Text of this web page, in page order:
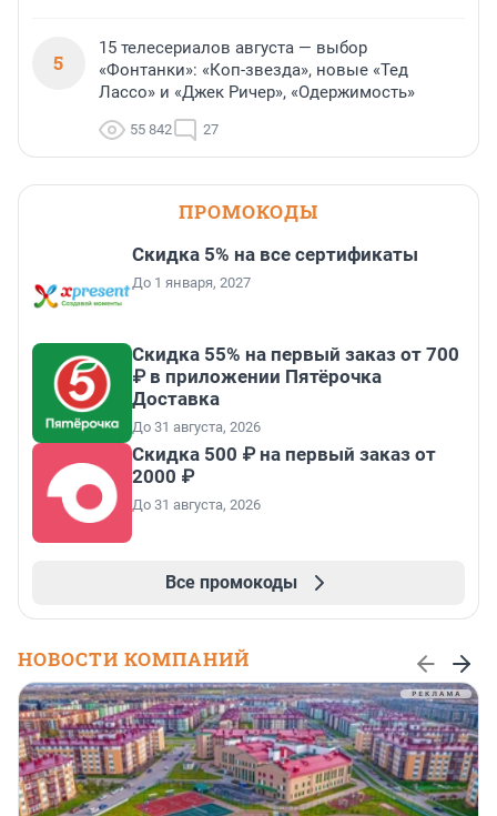
5
15 телесериалов августа — выбор
«Фонтанки»: «Коп-звезда», новые «Тед
Лассо» и «Джек Ричер», «Одержимость»
55 842 27
ПРОМОКОДЫ
Скидка 5% на все сертификаты
До 1 января, 2027
Скидка 55% на первый заказ от 700
₽ в приложении Пятёрочка
Доставка
До 31 августа, 2026
Скидка 500 ₽ на первый заказ от
2000 ₽
До 31 августа, 2026
Все промокоды
НОВОСТИ КОМПАНИЙ